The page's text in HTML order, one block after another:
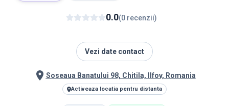
0.0(0 recenzii)
Vezi date contact
Soseaua Banatului 98, Chitila, Ilfov, Romania
Activeaza locatia pentru distanta